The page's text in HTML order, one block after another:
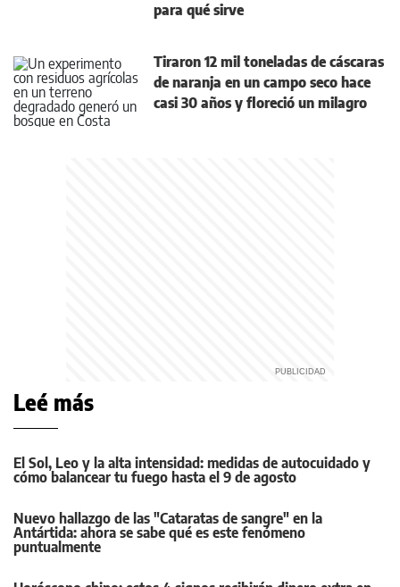
para qué sirve
Tiraron 12 mil toneladas de cáscaras
de naranja en un campo seco hace
casi 30 años y floreció un milagro
Leé más
El Sol, Leo y la alta intensidad: medidas de autocuidado y
cómo balancear tu fuego hasta el 9 de agosto
Nuevo hallazgo de las "Cataratas de sangre" en la
Antártida: ahora se sabe qué es este fenómeno
puntualmente